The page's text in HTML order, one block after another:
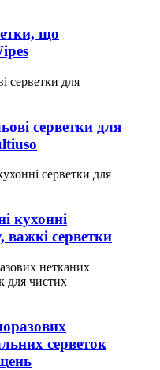
що
серветки для
кухонні
важкі серветки
серветок